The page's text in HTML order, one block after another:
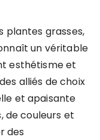
plantes grasses,
un véritable
esthétisme et
alliés de choix
et apaisante
de couleurs et
des